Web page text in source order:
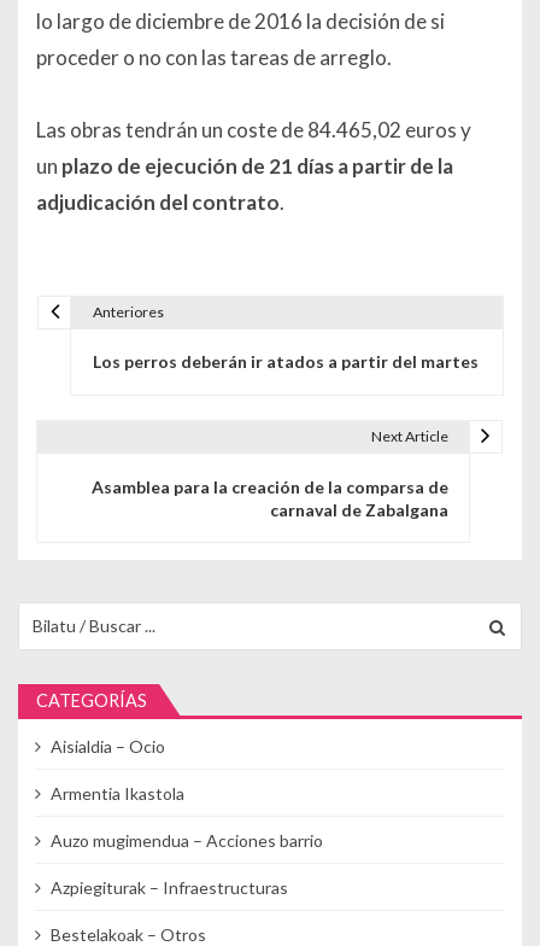
lo largo de diciembre de 2016 la decisión de si
proceder o no con las tareas de arreglo.
Las obras tendrán un coste de 84.465,02 euros y
un plazo de ejecución de 21 días a partir de la
adjudicación del contrato.
Anteriores
Los perros deberán ir atados a partir del martes
Next Article
Asamblea para la creación de la comparsa de
carnaval de Zabalgana
CATEGORÍAS
Aisialdia – Ocio
Armentia Ikastola
Auzo mugimendua – Acciones barrio
Azpiegiturak – Infraestructuras
Bestelakoak – Otros